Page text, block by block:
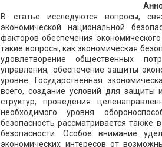
В статье исследуются вопросы,
экономической национальной
факторов обеспечения
такие вопросы, как экономическая
удовлетворение общественных
управления, обеспечение защиты
уровне. Государственная
всего, создание условий для защиты
структур, проведения
необходимого уровня
безопасность рассматривается также
безопасности. Особое внимание
экономических интересов от